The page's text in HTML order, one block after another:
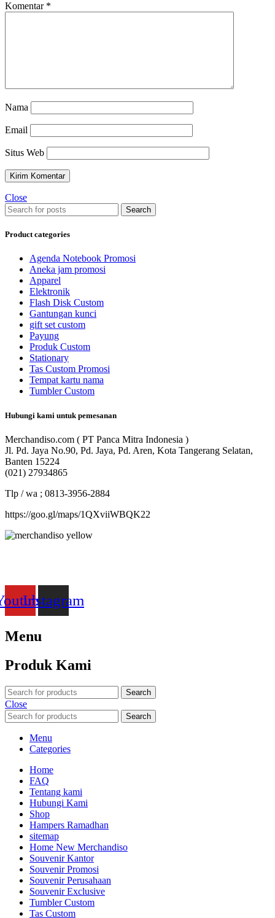
Komentar *
Nama
Email
Situs Web
Close
Search
Product categories
Agenda Notebook Promosi
Aneka jam promosi
Apparel
Elektronik
Flash Disk Custom
Gantungan kunci
gift set custom
Payung
Produk Custom
Stationary
Tas Custom Promosi
Tempat kartu nama
Tumbler Custom
Hubungi kami untuk pemesanan
Merchandiso.com ( PT Panca Mitra Indonesia )
Jl. Pd. Jaya No.90, Pd. Jaya, Pd. Aren, Kota Tangerang Selatan,
Banten 15224
(021) 27934865
Tlp / wa ; 0813-3956-2884
https://goo.gl/maps/1QXviiWBQK22
Instagram
Menu
Produk Kami
Search
Close
Search
Menu
Categories
Home
FAQ
Tentang kami
Hubungi Kami
Shop
Hampers Ramadhan
sitemap
Home New Merchandiso
Souvenir Kantor
Souvenir Promosi
Souvenir Perusahaan
Souvenir Exclusive
Tumbler Custom
Tas Custom